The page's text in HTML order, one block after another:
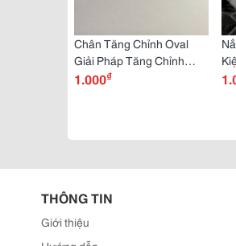
Chân Tăng Chỉnh Oval
Giải Pháp Tăng Chỉnh
Chiều Cao
1.000₫
THÔNG TIN
Giới thiệu